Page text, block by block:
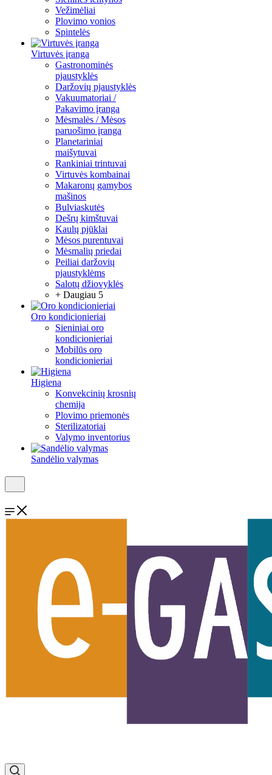
Vežimėliai
Plovimo vonios
Spintelės
Virtuvės įranga
Gastronominės
pjaustyklės
Daržovių pjaustyklės
Vakuumatoriai /
Pakavimo įranga
Mėsmalės / Mėsos
paruošimo įranga
Planetariniai
maišytuvai
Rankiniai trintuvai
Virtuvės kombainai
Makaronų gamybos
mašinos
Bulviaskutės
Dešrų kimštuvai
Kaulų pjūklai
Mėsos purentuvai
Mėsmalių priedai
Peiliai daržovių
pjaustyklėms
Salotų džiovyklės
+ Daugiau 5
Oro kondicionieriai
Sieniniai oro
kondicionieriai
Mobilūs oro
kondicionieriai
Higiena
Konvekcinių krosnių
chemija
Plovimo priemonės
Sterilizatoriai
Valymo inventorius
Sandėlio valymas